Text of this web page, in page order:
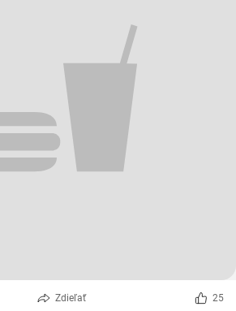
Zdieľať 25